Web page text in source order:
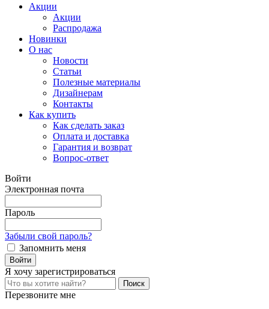
Акции
Акции
Распродажа
Новинки
О нас
Новости
Статьи
Полезные материалы
Дизайнерам
Контакты
Как купить
Как сделать заказ
Оплата и доставка
Гарантия и возврат
Вопрос-ответ
Войти
Электронная почта
Пароль
Забыли свой пароль?
Запомнить меня
Я хочу зарегистрироваться
Перезвоните мне